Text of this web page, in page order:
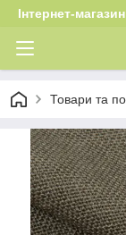
Інтернет-
Товари та